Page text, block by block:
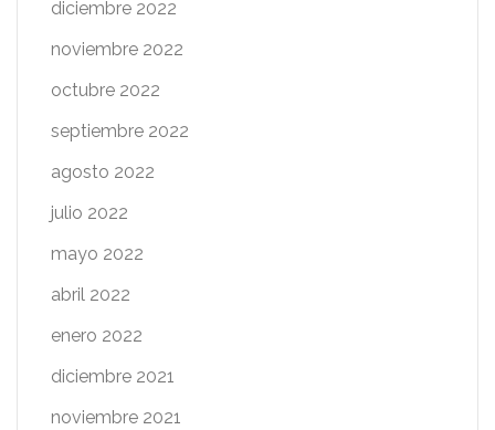
diciembre 2022
noviembre 2022
octubre 2022
septiembre 2022
agosto 2022
julio 2022
mayo 2022
abril 2022
enero 2022
diciembre 2021
noviembre 2021